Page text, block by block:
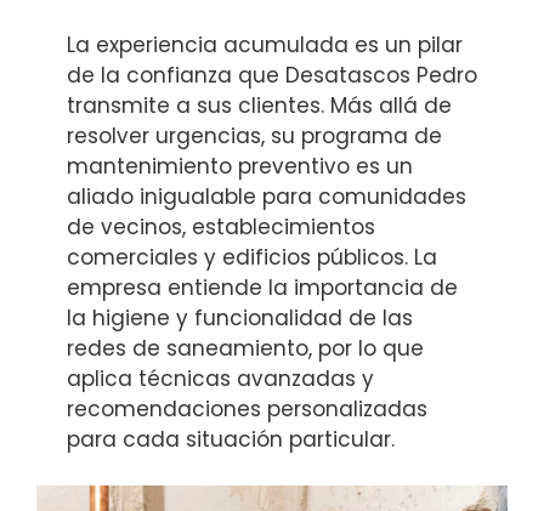
La experiencia acumulada es un pilar
de la confianza que Desatascos Pedro
transmite a sus clientes. Más allá de
resolver urgencias, su programa de
mantenimiento preventivo es un
aliado inigualable para comunidades
de vecinos, establecimientos
comerciales y edificios públicos. La
empresa entiende la importancia de
la higiene y funcionalidad de las
redes de saneamiento, por lo que
aplica técnicas avanzadas y
recomendaciones personalizadas
para cada situación particular.